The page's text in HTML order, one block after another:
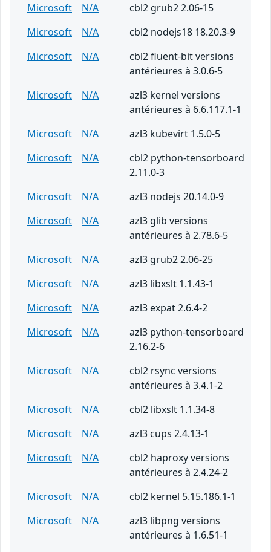
Microsoft
N/A
cbl2 grub2 2.06-15
Microsoft
N/A
cbl2 nodejs18 18.20.3-9
Microsoft
N/A
cbl2 fluent-bit versions
antérieures à 3.0.6-5
Microsoft
N/A
azl3 kernel versions
antérieures à 6.6.117.1-1
Microsoft
N/A
azl3 kubevirt 1.5.0-5
Microsoft
N/A
cbl2 python-tensorboard
2.11.0-3
Microsoft
N/A
azl3 nodejs 20.14.0-9
Microsoft
N/A
azl3 glib versions
antérieures à 2.78.6-5
Microsoft
N/A
azl3 grub2 2.06-25
Microsoft
N/A
azl3 libxslt 1.1.43-1
Microsoft
N/A
azl3 expat 2.6.4-2
Microsoft
N/A
azl3 python-tensorboard
2.16.2-6
Microsoft
N/A
cbl2 rsync versions
antérieures à 3.4.1-2
Microsoft
N/A
cbl2 libxslt 1.1.34-8
Microsoft
N/A
azl3 cups 2.4.13-1
Microsoft
N/A
cbl2 haproxy versions
antérieures à 2.4.24-2
Microsoft
N/A
cbl2 kernel 5.15.186.1-1
Microsoft
N/A
azl3 libpng versions
antérieures à 1.6.51-1